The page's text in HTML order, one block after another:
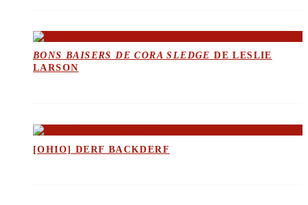
BONS BAISERS DE CORA SLEDGE DE LESLIE
LARSON
[OHIO] DERF BACKDERF